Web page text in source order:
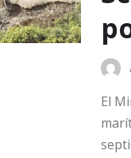
El